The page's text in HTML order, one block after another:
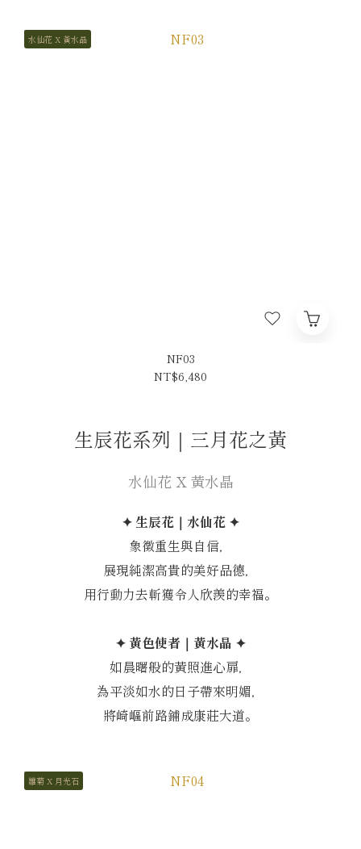
水仙花 X 黃水晶
NF03
NT$6,480
生辰花系列｜三月花之黃
水仙花 X 黃水晶
✦ 生辰花｜水仙花 ✦
象徵重生與自信，
展現純潔高貴的美好品德，
用行動力去斬獲令人欣羨的幸福。
✦ 黃色使者｜黃水晶 ✦
如晨曙般的黃照進心扉，
為平淡如水的日子帶來明媚，
將崎嶇前路鋪成康莊大道。
雛菊 X 月光石